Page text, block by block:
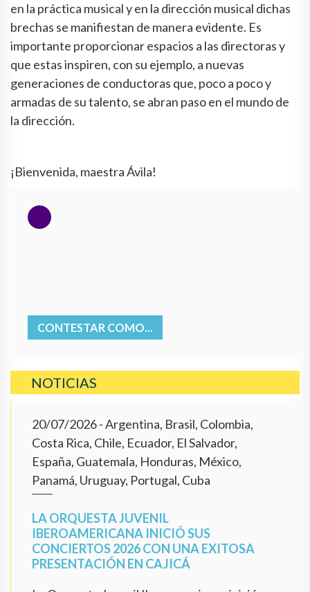
en la práctica musical y en la dirección musical dichas
brechas se manifiestan de manera evidente. Es
importante proporcionar espacios a las directoras y
que estas inspiren, con su ejemplo, a nuevas
generaciones de conductoras que, poco a poco y
armadas de su talento, se abran paso en el mundo de
la dirección.
¡Bienvenida, maestra Ávila!
CONTESTAR COMO...
NOTICIAS
20/07/2026- Argentina, Brasil, Colombia,
Costa Rica, Chile, Ecuador, El Salvador,
España, Guatemala, Honduras, México,
Panamá, Uruguay, Portugal, Cuba
LA ORQUESTA JUVENIL
IBEROAMERICANA INICIÓ SUS
CONCIERTOS 2026 CON UNA EXITOSA
PRESENTACIÓN EN CAJICÁ